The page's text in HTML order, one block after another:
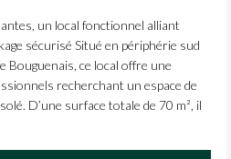
un local fonctionnel alliant
sécurisé Situé en périphérie sud
Bouguenais, ce local offre une
recherchant un espace de
D’une surface totale de 70 m², il